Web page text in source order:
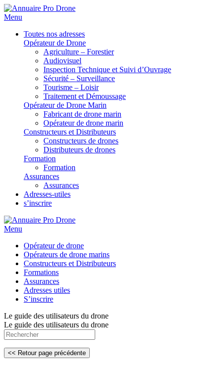
Menu
Toutes nos adresses
Opérateur de Drone
Agriculture – Forestier
Audiovisuel
Inspection Technique et Suivi d’Ouvrage
Sécurité – Surveillance
Tourisme – Loisir
Traitement et Démoussage
Opérateur de Drone Marin
Fabricant de drone marin
Opérateur de drone marin
Constructeurs et Distributeurs
Constructeurs de drones
Distributeurs de drones
Formation
Formation
Assurances
Assurances
Adresses-utiles
s’inscrire
Menu
Opérateur de drone
Opérateurs de drone marins
Constructeurs et Distributeurs
Formations
Assurances
Adresses utiles
S’inscrire
Le guide des utilisateurs du drone
Le guide des utilisateurs du drone